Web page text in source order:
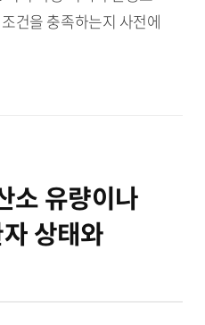
건을 충족하는지 사전에
소 유량이나
상태와